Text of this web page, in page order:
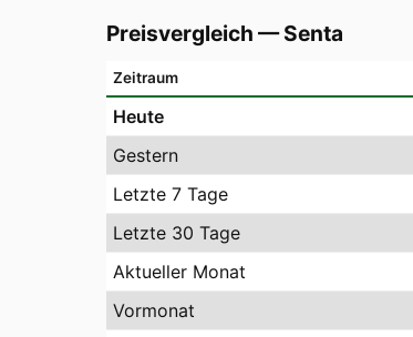
Preisvergleich —Senta
Zeitraum
Heute
Gestern
Letzte 7 Tage
Letzte 30 Tage
Aktueller Monat
Vormonat